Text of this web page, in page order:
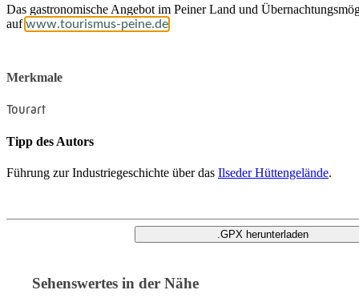
Merkmale
Tourart
Tipp des Autors
Führung zur Industriegeschichte über das Ilseder Hüttengelände.
Das gastronomische Angebot im Peiner Land und
aufwww.tourismus-peine.de
.GPX herunterladen
Sehenswertes in der Nähe